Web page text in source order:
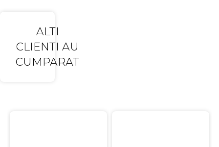
ALTI
CLIENTI AU
CUMPARAT